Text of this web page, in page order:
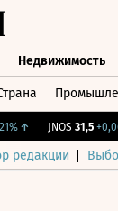
Недвижимость
↑ JNOS 31,5
редакции